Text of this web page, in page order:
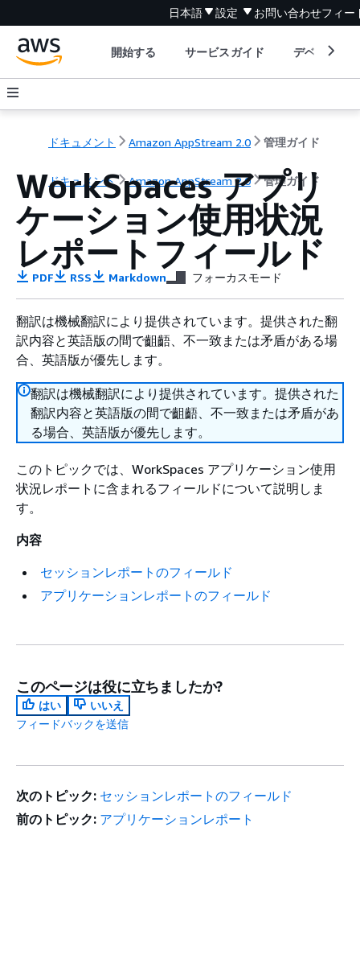
日本語 設定 お問い合わせフィー
開始する サービスガイド デベロッパ
ドキュメント Amazon AppStream 2.0 管理ガイド
ドキュメント Amazon AppStream 2.0 管理ガイド
WorkSpaces アプリ
ケーション使用状況
レポートフィールド
PDF RSS Markdown フォーカスモード
翻訳は機械翻訳により提供されています。提供された翻
訳内容と英語版の間で齟齬、不一致または矛盾がある場
合、英語版が優先します。
翻訳は機械翻訳により提供されています。提供された
翻訳内容と英語版の間で齟齬、不一致または矛盾があ
る場合、英語版が優先します。
このトピックでは、WorkSpaces アプリケーション使用
状況レポートに含まれるフィールドについて説明しま
す。
内容
セッションレポートのフィールド
アプリケーションレポートのフィールド
このページは役に立ちましたか?
はい
いいえ
フィードバックを送信
次のトピック: セッションレポートのフィールド
前のトピック: アプリケーションレポート